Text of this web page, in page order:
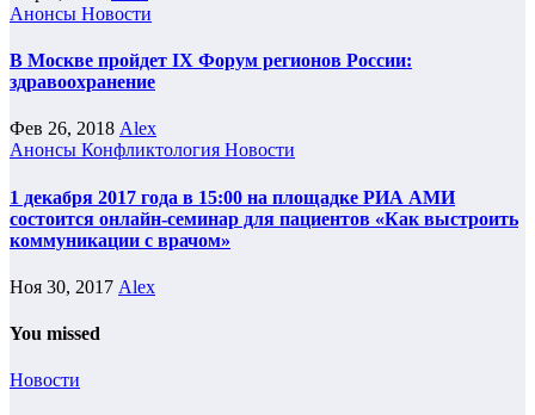
Анонсы Новости
В Москве пройдет IX Форум регионов России:
здравоохранение
Фев 26, 2018 Alex
Анонсы Конфликтология Новости
1 декабря 2017 года в 15:00 на площадке РИА АМИ
состоится онлайн-семинар для пациентов «Как выстроить
коммуникации с врачом»
Ноя 30, 2017 Alex
You missed
Новости